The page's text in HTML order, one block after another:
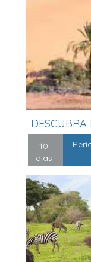
DESCUBRA
10
días